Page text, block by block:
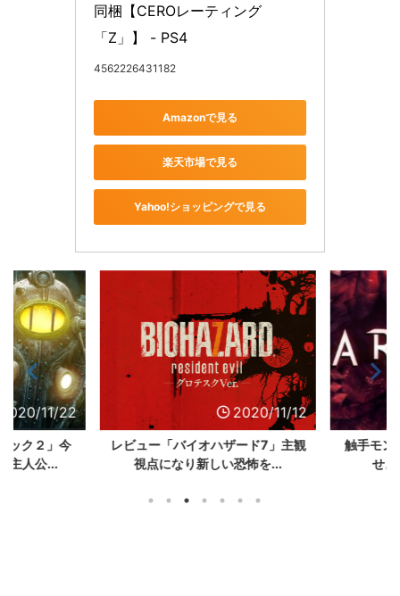
同梱【CEROレーティング
「Z」】 - PS4
4562226431182
Amazonで見る
楽天市場で見る
Yahoo!ショッピングで見る
11/22
ク２」今
人公...
2020/11/12
レビュー「バイオハザード7」主観
視点になり新しい恐怖を...
触手モン
せよ